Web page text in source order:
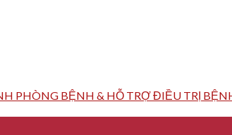
PHÒNG BỆNH & HỖ TRỢ ĐIỀU TRỊ